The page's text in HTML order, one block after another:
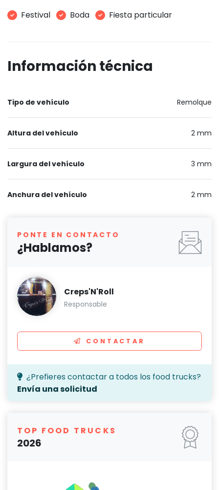
Festival Boda Fiesta particular
Información técnica
Tipo de vehículo Remolque
Altura del vehículo 2 mm
Largura del vehículo 3 mm
Anchura del vehículo 2 mm
PONTE EN CONTACTO
¿Hablamos?
Creps'N'Roll
Responsable
CONTACTAR
¿Prefieres contactar a todos los food trucks?
Envía una solicitud
TOP FOOD TRUCKS
2026